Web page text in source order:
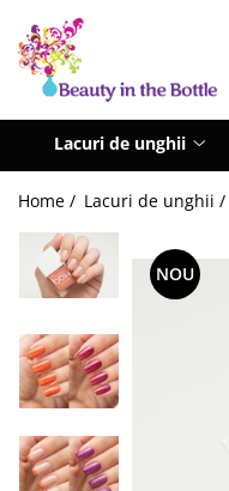
Lacuri de unghii
ILNP
Zoya
A England
MoYou
Cirque
Cuticula
Tratamente
Top Coat
Ingrijire
Accesorii
Lacuri de unghii
Home / Lacuri de unghii /
NOU